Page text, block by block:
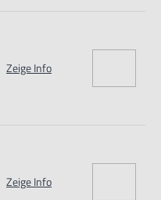
Zeige Info
Zeige Info